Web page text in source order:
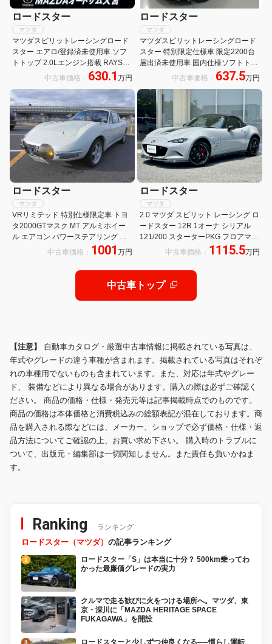
ロードスター
マツダ
マツダスピリットレーシングロード
スター エアロ/登録済未使用車 ソフ
トトップ 2.0Lエンジン搭載 RAYS社
鍛造アルミホイール 運転席・助手席
シートヒーター 8.8インチディスプ
レイ AppleCarPlay/AndroidAuto
中古車価格： 630.1 万円
ロードスター
マツダ
マツダスピリットレーシングロード
スター 特別限定仕様車 限定2200台
届出済未使用車 国内仕様ソフトトッ
プモデル初2Lエンジン レーダークル
ーズコントロール 8.8インチディス
プレイ ハーフレザーシート 前後セン
サー LEDヘッドライト
中古車価格： 637.5万円
ロードスター
マツダ
VRリミテッド 特別仕様限定車 トヨ
タ2000GTマスク MT アルミホイー
ル エアコン パワーステアリング パ
ワーウィンドウ中古車価格： 1001 万円
ロードスター
マツダ
2.0 マツダ スピリット レーシング ロ
ードスター 12R 1オーナ シリアル
121/200 スターターPKG フロアマッ
ト ドラレコ スマートキー 保証書
RAYS製17インチAW マツダコネク
ト 8.8インチディスプレイ
中古車価格： 1115.5万円
中古車トップ
【注意】 自動車カタログ・厳選中古車情報に掲載されている写真は、
年式やグレードの違う車種が含まれます。掲載されている写真はそれぞ
れの車種用でないものも含まれています。また、対応は年式やグレー
ド、 装備などにより異なる場合があります。購入の際は必ずご確認く
ださい。 商品の価格・仕様・発売元等は記事掲載時点でのものです。
商品の価格は本体価格と消費税込みの総額表記が混在しております。商
品を購入される際などには、メーカー、ショップで必ず価格・仕様・返
品方法についてご確認の上、お買い求め下さい。 購入時のトラブルに
ついて、出版元・編集部は一切関知しません。また責任も負いかねま
す。
Ranking ランキング
ロードスター（マツダ） の記事ランキング
ロードスター「S」は本当に十分？ 500km乗ってわ
かった最廉価グレードの実力
クルマで走る歓びに火をつける場所へ。マツダ、東
京・深川に「MAZDA HERITAGE SPACE
FUKAGAWA」を開設
ロードスターと少しずつ仲良くなる──慣らし運転